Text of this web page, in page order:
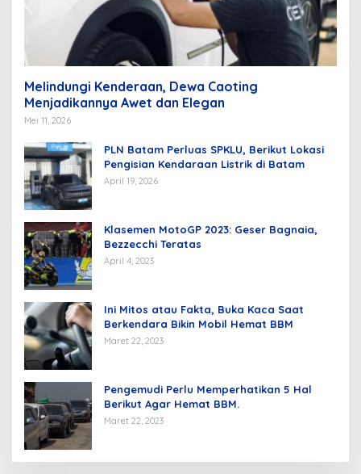
Melindungi Kenderaan, Dewa Caoting
Menjadikannya Awet dan Elegan
Mei 11, 2026
PLN Batam Perluas SPKLU, Berikut Lokasi
Pengisian Kendaraan Listrik di Batam
April 19, 2026
Klasemen MotoGP 2023: Geser Bagnaia,
Bezzecchi Teratas
April 4, 2023
Ini Mitos atau Fakta, Buka Kaca Saat
Berkendara Bikin Mobil Hemat BBM
Maret 22, 2023
Pengemudi Perlu Memperhatikan 5 Hal
Berikut Agar Hemat BBM.
Maret 22, 2023